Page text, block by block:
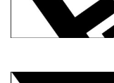
Transfer und
Produktgestaltung
Strategische